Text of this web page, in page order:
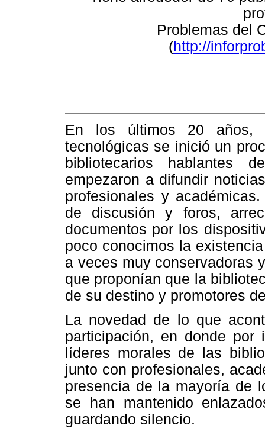
Problemas del
(http://
En los últimos 20 años,
tecnológicas se inició un
bibliotecarios hablantes
empezaron a difundir
profesionales y
de discusión y foros,
documentos por los
poco conocimos la
a veces muy conservadoras
que proponían que la
de su destino y promotores
La novedad de lo que
participación, en donde por
líderes morales de las
junto con profesionales,
presencia de la mayoría de
se han mantenido
guardando silencio.